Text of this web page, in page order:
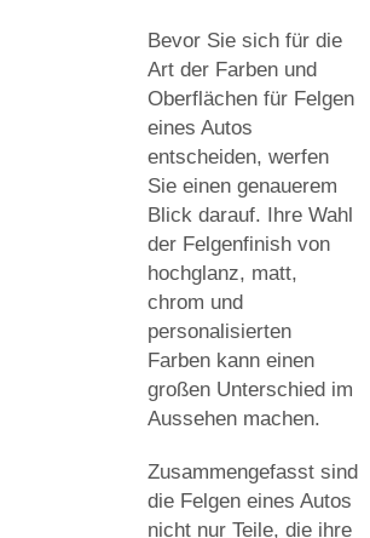
Bevor Sie sich für die
Art der Farben und
Oberflächen für Felgen
eines Autos
entscheiden, werfen
Sie einen genauerem
Blick darauf. Ihre Wahl
der Felgenfinish von
hochglanz, matt,
chrom und
personalisierten
Farben kann einen
großen Unterschied im
Aussehen machen.
Zusammengefasst sind
die Felgen eines Autos
nicht nur Teile, die ihre